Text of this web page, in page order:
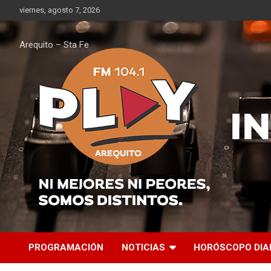
al
contenido
viernes, agosto 7, 2026
Arequito – Sta Fe
PROGRAMACIÓN NOTICIAS HORÓSCOPO